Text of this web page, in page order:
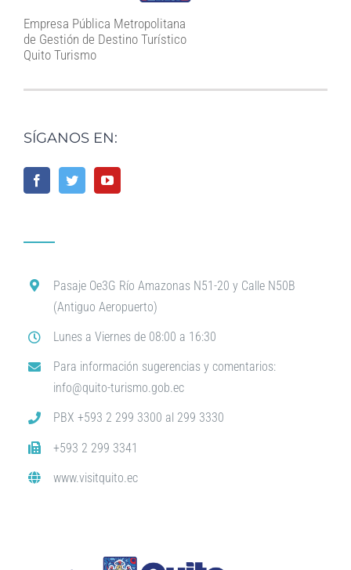
Empresa Pública Metropolitana
de Gestión de Destino Turístico
Quito Turismo
SÍGANOS EN:
Pasaje Oe3G Río Amazonas N51-20 y Calle N50B
(Antiguo Aeropuerto)
Lunes a Viernes de 08:00 a 16:30
Para información sugerencias y comentarios:
info@quito-turismo.gob.ec
PBX +593 2 299 3300 al 299 3330
+593 2 299 3341
www.visitquito.ec